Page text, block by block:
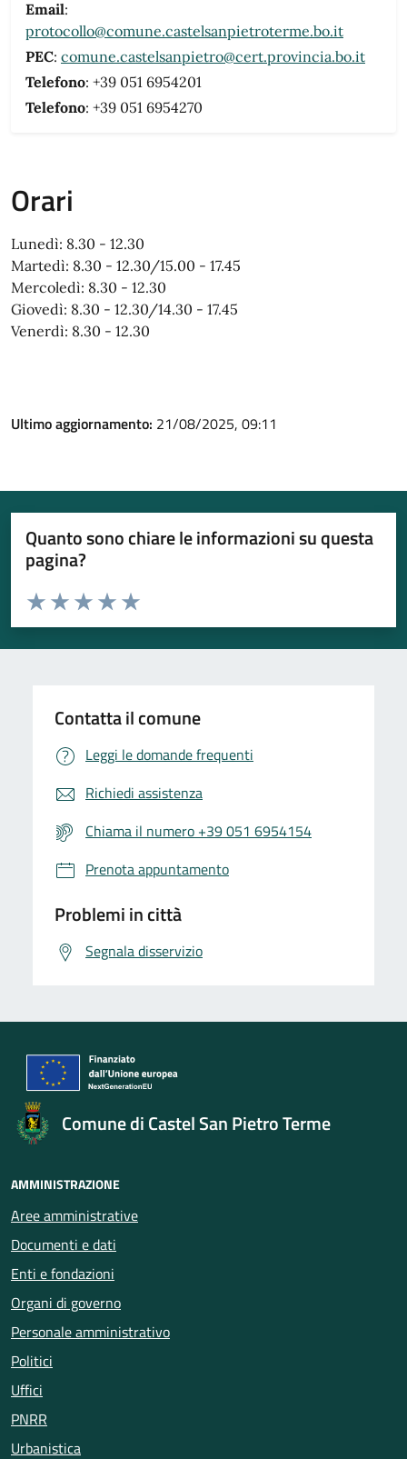
Email:
protocollo@comune.castelsanpietroterme.bo.it
PEC: comune.castelsanpietro@cert.provincia.bo.it
Telefono: +39 051 6954201
Telefono: +39 051 6954270
Orari
Lunedì: 8.30 - 12.30
Martedì: 8.30 - 12.30/15.00 - 17.45
Mercoledì: 8.30 - 12.30
Giovedì: 8.30 - 12.30/14.30 - 17.45
Venerdì: 8.30 - 12.30
Ultimo aggiornamento: 21/08/2025, 09:11
Quanto sono chiare le informazioni su questa
pagina?
Valuta da 1 a 5 stelle la pagina
Valuta 5 stelle su 5
Valuta 4 stelle su 5
Valuta 3 stelle su 5
Valuta 2 stelle su 5
Valuta 1 stelle su 5
Contatta il comune
Leggi le domande frequenti
Richiedi assistenza
Chiama il numero +39 051 6954154
Prenota appuntamento
Problemi in città
Segnala disservizio
Comune di Castel San Pietro Terme
AMMINISTRAZIONE
Aree amministrative
Documenti e dati
Enti e fondazioni
Organi di governo
Personale amministrativo
Politici
Uffici
PNRR
Urbanistica